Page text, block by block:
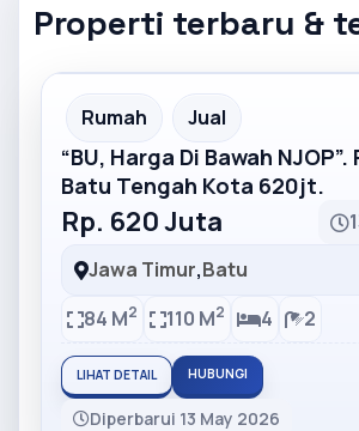
Properti terbaru &
Partner Ad
Rumah Jual
“BU, Harga Di Bawah NJOP”.
Batu Tengah Kota 620jt.
Rp. 620 Juta
Jawa Timur,Batu
84 M2 110 M2 4 2
LIHAT DETAIL HUBUNGI
Diperbarui 13 May 2026